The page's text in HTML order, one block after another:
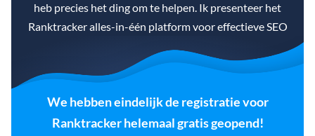
heb precies het ding om te helpen. Ik presenteer het
Ranktracker alles-in-één platform voor effectieve SEO
We hebben eindelijk de registratie voor
Ranktracker helemaal gratis geopend!